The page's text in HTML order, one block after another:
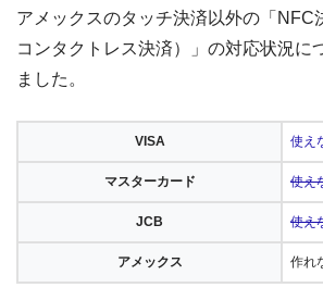
アメックスのタッチ決済以外の「NFC
コンタクトレス決済）」の対応状況に
ました。
VISA 使え
マスターカード 使え
JCB 使え
アメックス 作れ